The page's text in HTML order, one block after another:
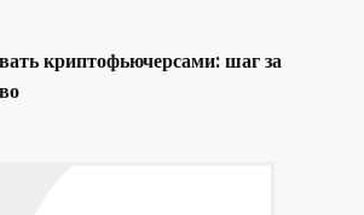
криптофьючерсами: шаг за